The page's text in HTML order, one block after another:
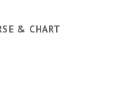
& CHART